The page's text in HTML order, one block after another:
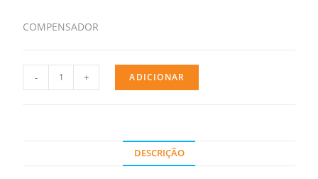
COMPENSADOR
- + ADICIONAR
DESCRIÇÃO